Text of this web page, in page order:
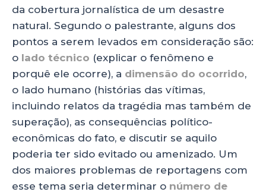
da cobertura jornalística de um desastre
natural. Segundo o palestrante, alguns dos
pontos a serem levados em consideração são:
o lado técnico (explicar o fenômeno e
porquê ele ocorre), a dimensão do ocorrido,
o lado humano (histórias das vítimas,
incluindo relatos da tragédia mas também de
superação), as consequências político-
econômicas do fato, e discutir se aquilo
poderia ter sido evitado ou amenizado. Um
dos maiores problemas de reportagens com
esse tema seria determinar o número de